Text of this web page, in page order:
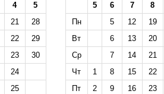
4
5
21
28
22
29
23
30
24
25
5 6 7
8
Пн
5 12
19
Вт
6 13
20
Ср
7 14
21
Чт
1 8 15
22
Пт
2 9 16
23